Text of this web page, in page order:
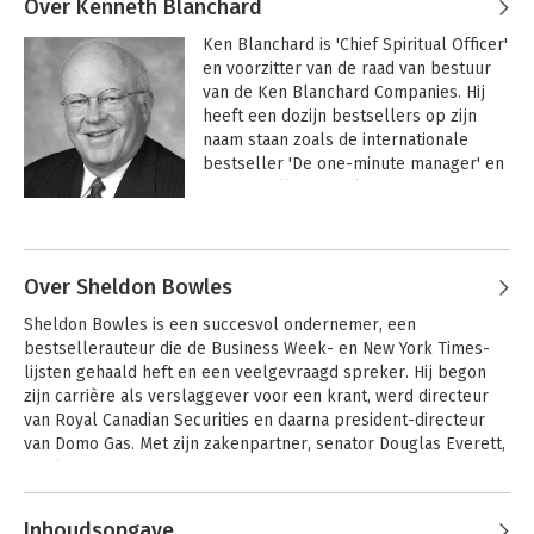
Over Kenneth Blanchard
Ken Blanchard is 'Chief Spiritual Officer'
en voorzitter van de raad van bestuur
van de Ken Blanchard Companies. Hij
heeft een dozijn bestsellers op zijn
naam staan zoals de internationale
bestseller 'De one-minute manager' en
Hij is getrouwd, heeft twee kinderen en
Over Sheldon Bowles
Sheldon Bowles is een succesvol ondernemer, een
bestsellerauteur die de Business Week- en New York Times-
lijsten gehaald heft en een veelgevraagd spreker. Hij begon
zijn carrière als verslaggever voor een krant, werd directeur
van Royal Canadian Securities en daarna president-directeur
van Domo Gas. Met zijn zakenpartner, senator Douglas Everett,
distribuerende bedrijven. Terwijl de concurrenten allemaal op
Andere boeken door Sheldon Bowles